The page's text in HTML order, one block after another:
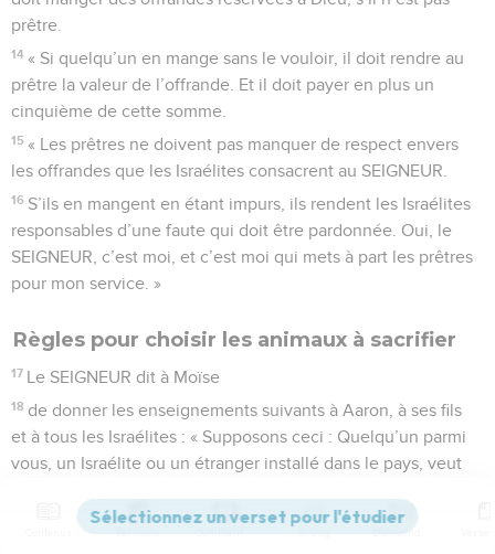
prêtre.
14 « Si quelqu’un en mange sans le vouloir, il doit rendre au
prêtre la valeur de l’offrande. Et il doit payer en plus un
cinquième de cette somme.
15 « Les prêtres ne doivent pas manquer de respect envers
les offrandes que les Israélites consacrent au SEIGNEUR.
16 S’ils en mangent en étant impurs, ils rendent les Israélites
responsables d’une faute qui doit être pardonnée. Oui, le
SEIGNEUR, c’est moi, et c’est moi qui mets à part les prêtres
pour mon service. »
Règles pour choisir les animaux à sacrifier
17 Le SEIGNEUR dit à Moïse
18 de donner les enseignements suivants à Aaron, à ses fils
et à tous les Israélites : « Supposons ceci : Quelqu’un parmi
vous, un Israélite ou un étranger installé dans le pays, veut
bien de façon spontanée.
Versions Commentaires Strong